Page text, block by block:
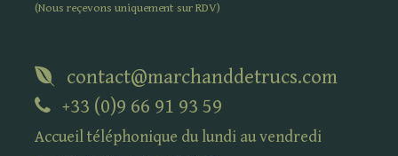
(Nous reçevons uniquement surRDV)
contact@marchanddetrucs.com
+33 (0)9 66 91 93 59
Accueil téléphonique du lundi au vendredi